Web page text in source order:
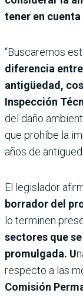
tener en
“Buscaremos
diferencia
antigüedad,
Inspección
del daño
que prohíbe la
años de
El legislador
borrador del
lo terminen
sectores que
promulgada. U
respecto a las
Comisión